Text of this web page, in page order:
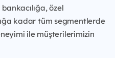
özel
kadar tüm segmentlerde
ile müşterilerimizin